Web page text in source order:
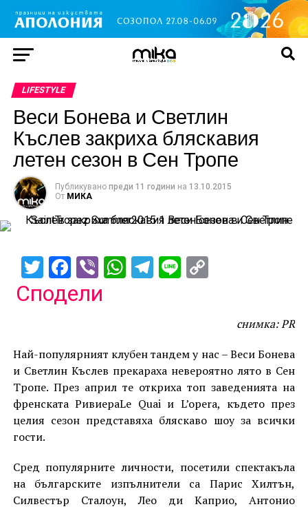
LIFESTYLE
Веси Бонева и Светлин
Къслев закриха бляскавия
летен сезон в Сен Тропе
Публикувано преди 11 години на 13.10.2015
От МИКА
TwitterFacebook
ViberWhatsApp
Telegram
Line
Сподели
снимка: PR
Най-популярният клубен тандем у нас – Веси Бонева
и Светлин Къслев прекараха невероятно лято в Сен
Тропе. През април те откриха топ заведенията на
френската РивиераLe Quai и L’opera, където през
целия сезон представяха бляскаво шоу за всички
гости.
Сред популярните личности, посетили спектакъла
на българските изпълнители са Парис Хилтън,
Силвестър Сталоун, Лео ди Каприо, Антонио